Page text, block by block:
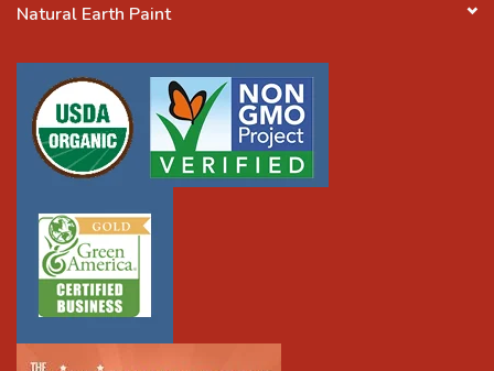
Natural Earth Paint